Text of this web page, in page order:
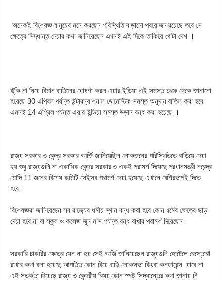
অনেকই বিশেষজ্ঞ মানুষের মনে করছেন পরিস্থিতি বাড়ানো প্রয়োজন রয়েছে তবে সে
ক্ষেত্রে সিদ্ধান্ত নেয়ার কথা জানিয়েছেন এখনই এই দিকে তাকিয়ে গোটা দেশ ।
ঝুঁকি না নিয়ে বিমান বাতিলের ঘোষণা করল এয়ার ইন্ডিয়া এই সমস্ত তরফ থেকে জানানো
হয়েছে 30 এপ্রিল পর্যন্ত ইন্টারন্যাশনাল ডোমেস্টিক সমস্ত অনুদান বাতিল করা হবে
এমনই 14 এপ্রিল পর্যন্ত এয়ার ইন্ডিয়া সমস্ত উড়ান বন্ধ করা হয়েছে ।
রাজ্য সরকার ও কেন্দ্র সরকার আর্জি জানিয়েছিল লোকজনের পরিস্থিতিতে বাড়িয়ে দেয়া
হয় শুধু রাজ্যগুলি না একাধিক কেন্দ্র সরকার ও একই পরামর্শ দিয়েছে প্রধানমন্ত্রী নরেন্দ্র
মোদি 11 জনের বিশেষ কমিটি সেইসব পরামর্শ দেয়া হয়েছে এখানে বেশিরভাগই দিতে
হবে ।
বিশেষজ্ঞরা জানিয়েছেন সব রাজ্যের ধর্মীয় স্থান বন্ধ করা হবে কোন ধর্মের ক্ষেত্রে ছাড়
দেয়া হবে না বা স্কুল ও কলেজ জুন মাস পর্যন্ত বন্ধ রাখার পরামর্শ দিয়েছেন ।
সরকারি চাকরির ক্ষেত্রে যেন না হয় সেই আর্জি জানিয়েছেন রাজ্যগুলি হোটেলে রেস্তোরাঁ
রাখার কথা বলা হয়েছে আপত্তি কোন বিয়ে বাড়ি লোকসভা কিংবা কনফারেন্স যাবে না
এই সতর্কতা দিয়েছে রাজ্য ও কেন্দ্রীয় বিষয় কোন স্পষ্ট সিদ্ধান্তের কথা জানায় নি